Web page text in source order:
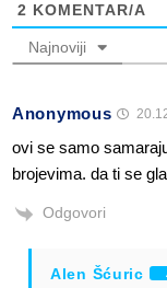
2 KOMENTAR/A
Najnoviji
Anonymous
ovi se samo
brojevima. da ti se
Odgovori
Alen Šćuric